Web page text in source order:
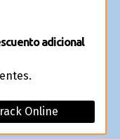
adicional
Online